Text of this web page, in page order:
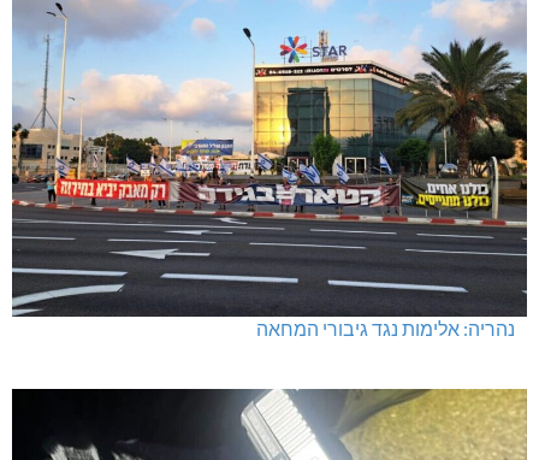
נהריה: אלימות נגד גיבורי המחאה